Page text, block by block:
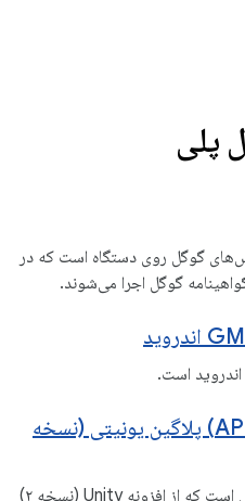
پلی
گوگل روی دستگاه است که در
گوگل اجرا می‌شوند.
رابط برنامه‌نویسی کاربردی (API) پلاگین یونیتی (نسخه
شامل APIهای کلاینت برای بازی‌هایی است که از افزونه Unity (نسخه ۲)